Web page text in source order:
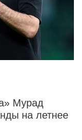
Мурад
на летнее